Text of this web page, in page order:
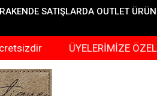
SATIŞLARDA OUTLET
ÜYELERİMİZE